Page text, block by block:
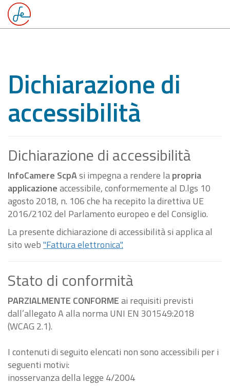
Dichiarazione di
accessibilità
Dichiarazione di accessibilità
InfoCamere ScpAsi impegna a rendere lapropria
applicazioneaccessibile, conformemente al D.lgs 10
agosto 2018, n. 106 che ha recepito la direttiva UE
2016/2102 del Parlamento europeo e del Consiglio.
La presente dichiarazione di accessibilità si applica al
sito web"Fattura elettronica".
Stato di conformità
PARZIALMENTE CONFORMEai requisiti previsti
dall’allegato A alla norma UNI EN 301549:2018
(WCAG 2.1).
I contenuti di seguito elencati non sono accessibili per i
seguenti motivi:
inosservanza della legge 4/2004